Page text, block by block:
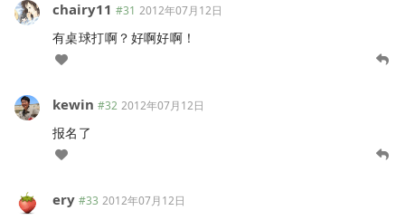
chairy11 #31 2012年07月12日
有桌球打啊？好啊好啊！
kewin #32 2012年07月12日
报名了
ery #33 2012年07月12日